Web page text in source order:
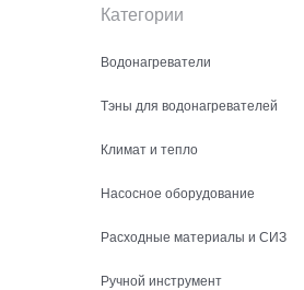
Категории
Водонагреватели
Тэны для водонагревателей
Климат и тепло
Насосное оборудование
Расходные материалы и СИЗ
Ручной инструмент